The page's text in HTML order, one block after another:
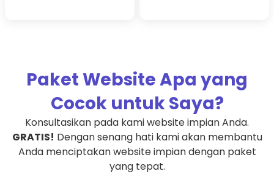
Paket Website Apa yang
Cocok untuk Saya?
Konsultasikan pada kami website impian Anda.
GRATIS! Dengan senang hati kami akan membantu
Anda menciptakan website impian dengan paket
yang tepat.